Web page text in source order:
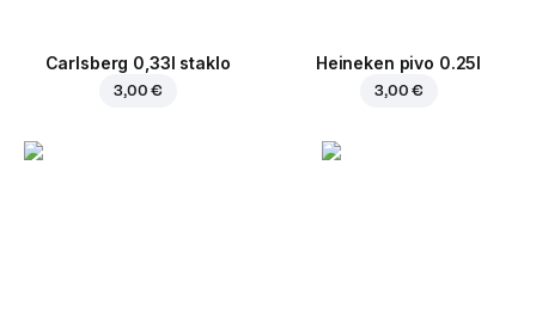
Carlsberg 0,33l staklo
3,00 €
Heineken pivo 0.25l
3,00 €